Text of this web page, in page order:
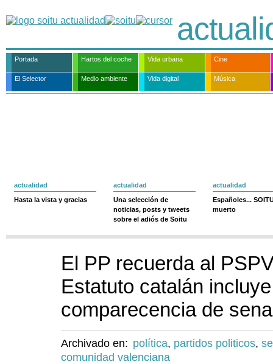
Portada Hartos del coche Vida urbana Cine
El Selector Medio ambiente Vida digital Música
actualidad
Hasta la vista y gracias
actualidad
Una selección de
noticias, posts y tweets
sobre el adiós de Soitu
actualidad
Españoles...
muerto
El PP recuerda al
Estatuto catalán
comparecencia de
Archivado en: política, partidos politicos,
comunidad valenciana